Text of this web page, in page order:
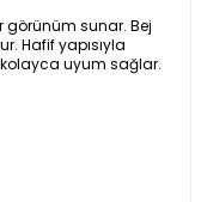
görünüm sunar. Bej
Hafif yapısıyla
kolayca uyum sağlar.